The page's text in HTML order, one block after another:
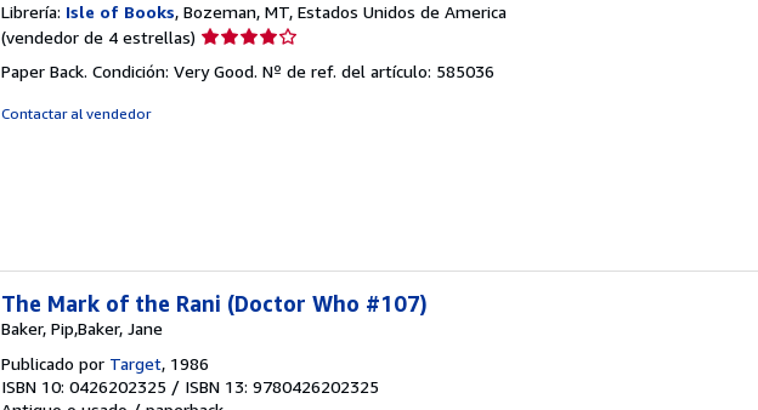
Librería: Isle of Books, Bozeman, MT, Estados Unidos de America
(vendedor de 4 estrellas) Calificación
vendedor:
Paper Back. Condición: Very Good. Nº de ref. del artículo: 585036
Contactar al vendedor
The Mark of the Rani (Doctor Who #107)
Baker, Pip,Baker, Jane
Publicado por Target, 1986
ISBN 10: 0426202325 / ISBN 13: 9780426202325